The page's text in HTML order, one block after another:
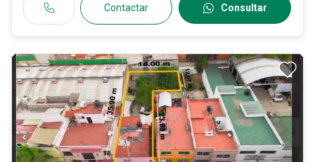
Contactar Consultar